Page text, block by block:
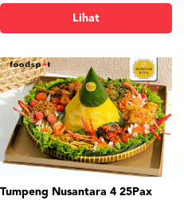
Lihat
Tumpeng Nusantara 4 25Pax